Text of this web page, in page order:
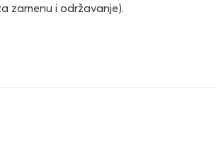
zamenu i održavanje).